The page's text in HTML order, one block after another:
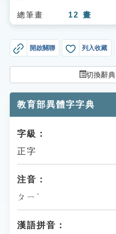
單字索引
貓頭鷹博士
總筆畫 12 畫
開啟關聯 列入收藏
切換辭典
教育部異體字字典
字級：
正字
注音：
ㄆㄧˋ
漢語拼音：